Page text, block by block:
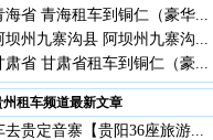
海省 青海租车到铜仁（豪华...
坝州九寨沟县 阿坝州九寨沟...
肃省 甘肃省租车到铜仁（豪...
租车频道最新文章
去贵定音寨【贵阳36座旅游...